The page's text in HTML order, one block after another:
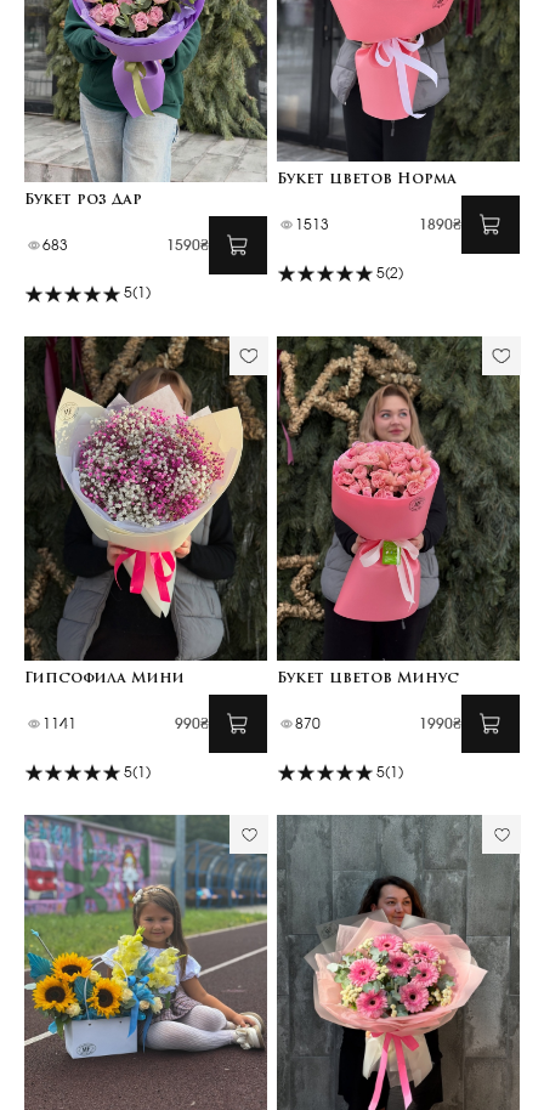
Букет роз Дар
683 1590₴
5(1)
Букет цветов Норма
1513 1890₴
5(2)
Гипсофила Мини
1141 990₴
5(1)
Букет цветов Минус
870 1990₴
5(1)